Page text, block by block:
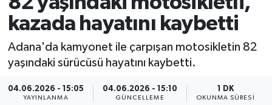
kazada hayatını kaybetti
Adana'da kamyonet ile çarpışan motosikletin 82
yaşındaki sürücüsü hayatını kaybetti.
04.06.2026 - 15:05
YAYINLANMA
04.06.2026 - 15:10
GÜNCELLEME
1 DK
OKUNMA SÜRESI
Bilim Teknoloji
Advertising news
Tüm Manşetler
Son Dakika Haberleri
Haber Arşivi